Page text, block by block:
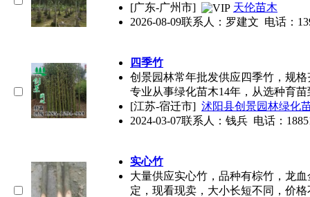
[广东-广州市]
天伦苗木
2026-08-09联系人：罗建文 电话：
四季竹
创景园林常年批发供应四季竹，规
专业从事绿化苗木14年，从选种育苗
[江苏-宿迁市] 沭阳县创景园林绿化
2024-03-07联系人：钱兵 电话：
实心竹
大量供应实心竹，品种有棕竹，龙
定，现看现卖，大小长短不同，价格